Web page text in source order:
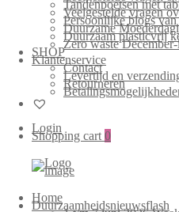
Tandenpoetsen met
Veelgestelde vragen
Persoonlijke blogs
Duurzame
Duurzaam plasticvrij
Zero waste
SHOP
Klantenservice
Contact
Levertijd en
Retourneren
Login
Shopping cart 0
Home
Duurzaamheidsnieuwsflash